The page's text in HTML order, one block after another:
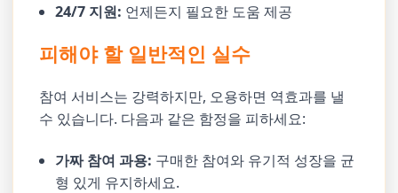
24/7 지원: 언제든지 필요한 도움 제공
피해야 할 일반적인 실수
참여 서비스는 강력하지만, 오용하면 역효과를 낼
수 있습니다. 다음과 같은 함정을 피하세요:
가짜 참여 과용: 구매한 참여와 유기적 성장을 균
형 있게 유지하세요.